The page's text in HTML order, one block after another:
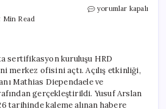
Min Read
HRD
İstanbul’da
Hizmete
Girdi
için
yorumlar kapalı
sertifikasyon kuruluşu HRD
merkez ofisini açtı. Açılış etkinliği,
Mathias Diependaele ve
gerçekleştirildi. Yusuf Arslan
tarihinde kaleme alınan habere